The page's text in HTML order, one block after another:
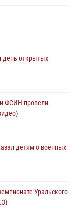
Всероссийском
смыслов»
Виктор Золотов
с профессиональным
на Ямале
занятие для
день открытых
и ФСИН провели
детям о военных
Уральского